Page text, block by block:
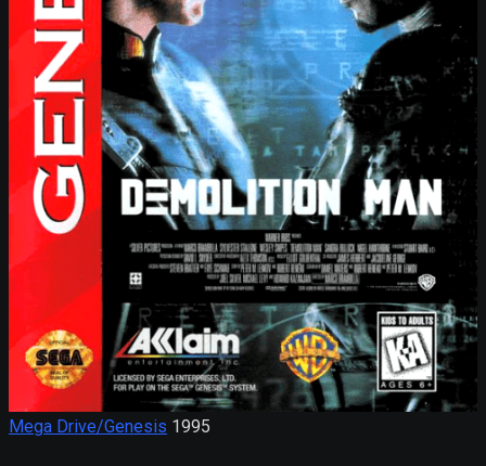
Mega Drive/Genesis 1995